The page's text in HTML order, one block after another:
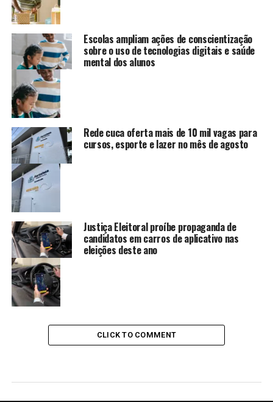
Escolas ampliam ações de conscientização
sobre o uso de tecnologias digitais e saúde
mental dos alunos
Rede cuca oferta mais de 10 mil vagas para
cursos, esporte e lazer no mês de agosto
Justiça Eleitoral proíbe propaganda de
candidatos em carros de aplicativo nas
eleições deste ano
CLICK TO COMMENT